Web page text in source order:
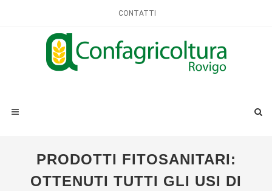
CONTATTI
PRODOTTI FITOSANITARI:
OTTENUTI TUTTI GLI USI DI